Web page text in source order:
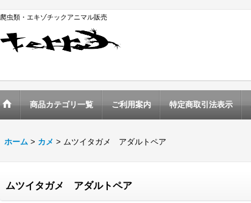
爬虫類・エキゾチックアニマル販売
商品カテゴリ一覧 ご利用案内 特定商取引法表示
ホーム > カメ > ムツイタガメ アダルトペア
ムツイタガメ アダルトペア